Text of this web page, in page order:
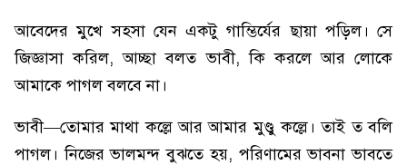
আবেদের মুখে সহসা যেন একটু গাম্ভির্যের ছায়া পড়িল। সে
জিজ্ঞাসা করিল, আচ্ছা বলত ভাবী, কি করলে আর লোকে
আমাকে পাগল বলবে না।
ভাবী—তোমার মাথা কল্লে আর আমার মুণ্ডু কল্লে। তাই ত বলি
পাগল। নিজের ভালমন্দ বুঝতে হয়, পরিণামের ভাবনা ভাবতে